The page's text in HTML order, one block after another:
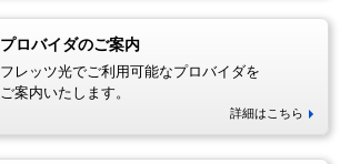
プロバイダのご案内
フレッツ光でご利用可能なプロバイダを
ご案内いたします。
詳細はこちら